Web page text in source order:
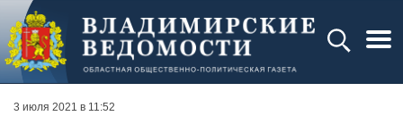
3 июля 2021 в 11:52